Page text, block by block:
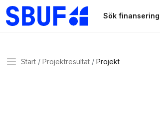
Gå direkt till huvudinnehålletSök finansering
MenyStart Projektresultat Projekt